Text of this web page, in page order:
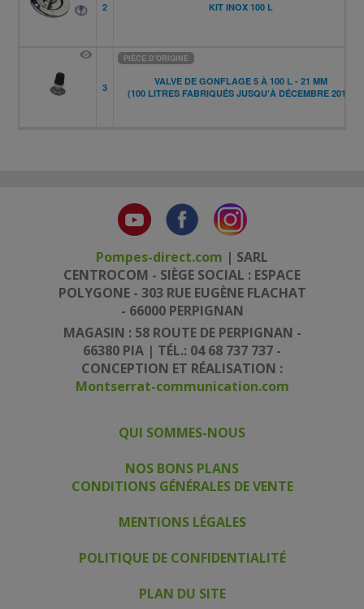
2 KIT INOX 100 L
3
VALVE DE GONFLAGE 5 À 100 L - 21 MM
(100 LITRES FABRIQUÉS JUSQU'À DÉCEMBRE 2015)
PIÈCE D'ORIGINE
Pompes-direct.com | SARL
CENTROCOM - SIÈGE SOCIAL : ESPACE
POLYGONE - 303 RUE EUGÈNE FLACHAT
- 66000 PERPIGNAN
MAGASIN : 58 ROUTE DE PERPIGNAN -
66380 PIA | TÉL.: 04 68 737 737 -
CONCEPTION ET RÉALISATION :
Montserrat-communication.com
QUI SOMMES-NOUS
NOS BONS PLANS
CONDITIONS GÉNÉRALES DE VENTE
MENTIONS LÉGALES
POLITIQUE DE CONFIDENTIALITÉ
PLAN DU SITE